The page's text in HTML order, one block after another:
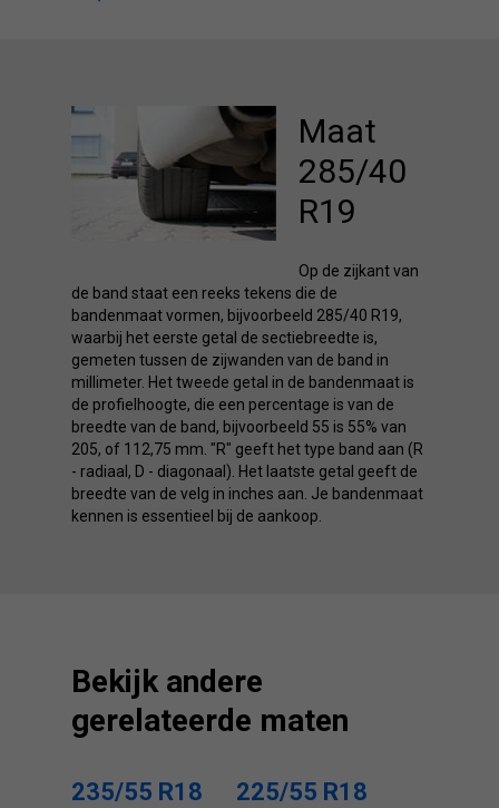
Maat
285/40
R19
Op de zijkant van
de band staat een reeks tekens die de
bandenmaat vormen, bijvoorbeeld 285/40 R19,
waarbij het eerste getal de sectiebreedte is,
gemeten tussen de zijwanden van de band in
millimeter. Het tweede getal in de bandenmaat is
de profielhoogte, die een percentage is van de
breedte van de band, bijvoorbeeld 55 is 55% van
205, of 112,75 mm. "R" geeft het type band aan (R
- radiaal, D - diagonaal). Het laatste getal geeft de
breedte van de velg in inches aan. Je bandenmaat
kennen is essentieel bij de aankoop.
Bekijk andere
gerelateerde maten
235/55 R18 225/55 R18